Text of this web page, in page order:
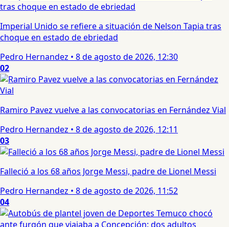
Imperial Unido se refiere a situación de Nelson Tapia tras
choque en estado de ebriedad
Pedro Hernandez • 8 de agosto de 2026, 12:30
02
Ramiro Pavez vuelve a las convocatorias en Fernández Vial
Pedro Hernandez • 8 de agosto de 2026, 12:11
03
Falleció a los 68 años Jorge Messi, padre de Lionel Messi
Pedro Hernandez • 8 de agosto de 2026, 11:52
04